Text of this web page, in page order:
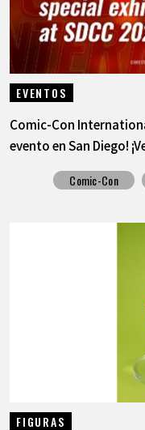
EVENTOS
Comic-Con
evento en San Diego!
Comic-Con
FIGURAS